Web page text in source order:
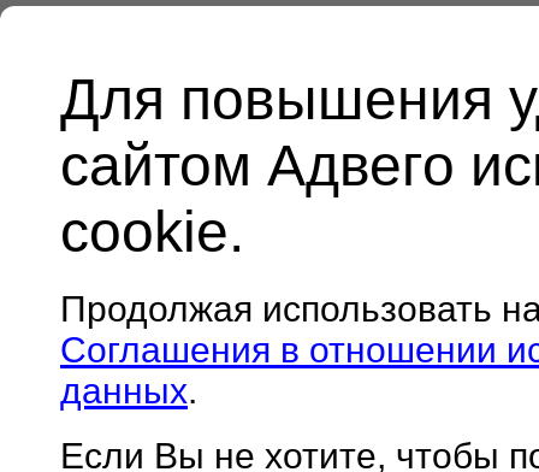
Для повышения
сайтом Адвего
cookie.
Продолжая использовать
Соглашения в отношении
данных.
Если Вы не хотите, чтобы